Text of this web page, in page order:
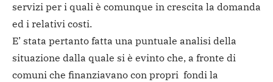
servizi per i quali è comunque in crescita la domanda
ed i relativi costi.
E’ stata pertanto fatta una puntuale analisi della
situazione dalla quale si è evinto che, a fronte di
comuni che finanziavano con propri fondi la